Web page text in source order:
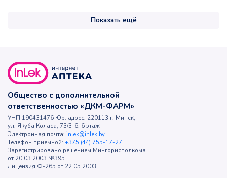
Показать ещё
Общество с дополнительной
ответственностью «ДКМ-ФАРМ»
УНП 190431476 Юр. адрес: 220113 г. Минск,
ул. Якуба Коласа, 73/3-6, 6 этаж
Электронная почта: inlek@inlek.by
Телефон приемной: +375 (44) 755-17-27
Зарегистрировано решением Мингорисполкома
от 20.03.2003 №395
Лицензия Ф-265 от 22.05.2003